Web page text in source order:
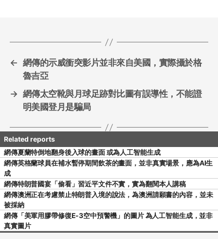
← 網傳的示威衝突影片並非來自美國，實際攝於格
魯吉亞
→ 網傳太空靴與月球足跡對比圖有誤導性，不能證
明美國登月是騙局
網傳夏蘭特倒地翻身後入球的畫面 或為人工智能生成
網傳英格蘭球員在補水暫停期間飲茶的畫面，並非真實場景，應為AI生
成
網傳特朗普國宴「偷看」習近平文件不實，實為翻閱本人講稿
網傳澳洲正在考慮禁止特朗普入境的說法，為澳洲請願書的內容，並未
被採納
網傳「美軍用膠帶修復E-3空中預警機」的圖片 為人工智能生成，並非
真實圖片